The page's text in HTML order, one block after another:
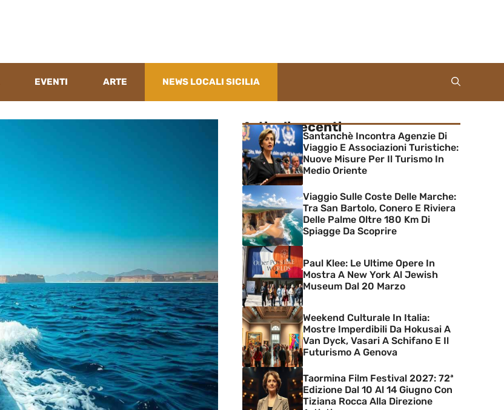
EVENTI ARTE NEWS LOCALI SICILIA
Articoli recenti
Santanchè Incontra Agenzie Di
Viaggio E Associazioni Turistiche:
Nuove Misure Per Il Turismo In
Medio Oriente
Viaggio Sulle Coste Delle Marche:
Tra San Bartolo, Conero E Riviera
Delle Palme Oltre 180 Km Di
Spiagge Da Scoprire
Paul Klee: Le Ultime Opere In
Mostra A New York Al Jewish
Museum Dal 20 Marzo
Weekend Culturale In Italia:
Mostre Imperdibili Da Hokusai A
Van Dyck, Vasari A Schifano E Il
Futurismo A Genova
Taormina Film Festival 2027: 72ª
Edizione Dal 10 Al 14 Giugno Con
Tiziana Rocca Alla Direzione